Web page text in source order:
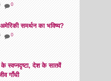
0
समर्थन का भविष्य?
0
स्वप्नदृष्टा, देश के सातवें
गाँधी